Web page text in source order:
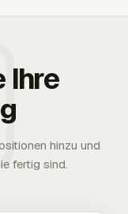
Ihre
hinzu und
fertig sind.